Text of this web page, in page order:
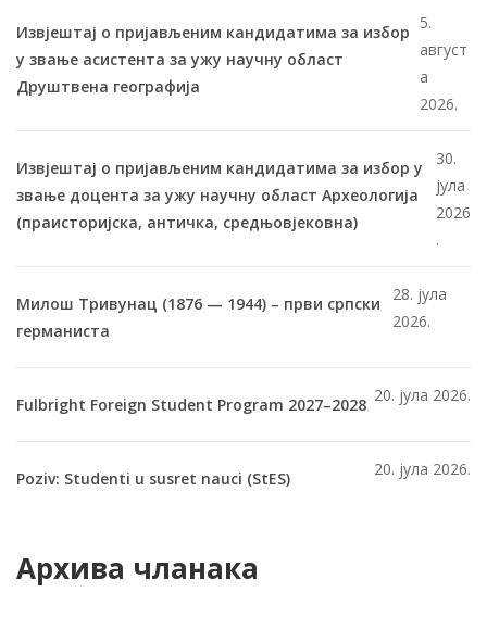
Извјештај о пријављеним кандидатима за избор
у звање асистента за ужу научну област
Друштвена географија
5.
август
а
2026.
Извјештај о пријављеним кандидатима за избор у
звање доцента за ужу научну област Археологија
(праисторијска, античка, средњовјековна)
30.
јула
2026
.
Милош Тривунац (1876 — 1944) – први српски
германиста
28. јула
2026.
Fulbright Foreign Student Program 2027–2028 20. јула 2026.
Poziv: Studenti u susret nauci (StES) 20. јула 2026.
Архива чланака